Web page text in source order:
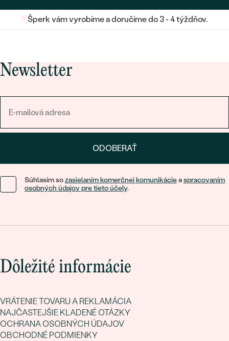
Šperk vám vyrobíme a doručíme do 3 - 4 týždňov.
Newsletter
ODOBERAŤ
Súhlasím sozasielaním komerčnej komunikácieaspracovaním
osobných údajov pre tieto účely.
Dôležité informácie
VRÁTENIE TOVARU A REKLAMÁCIA
NAJČASTEJŠIE KLADENÉ OTÁZKY
OCHRANA OSOBNÝCH ÚDAJOV
OBCHODNÉ PODMIENKY